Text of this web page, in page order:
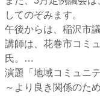
してのぞみます。
午後からは、稲沢市
講師は、花巻市コミ
氏。
…
演題「地域コミュニ
～より良き関係のた